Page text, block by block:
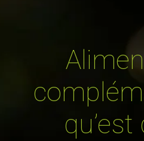
qu’est